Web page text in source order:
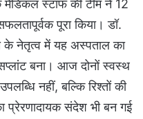
स्टाफ की टीम ने 12
पूरा किया। डॉ.
के नेतृत्व में यह अस्पताल का
बना। आज दोनों स्वस्थ
नहीं, बल्कि रिश्तों की
प्रेरणादायक संदेश भी बन गई